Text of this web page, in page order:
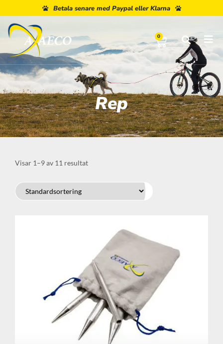
Fri Frakt Över 960 Kr.
Betala senare med Paypal eller Klarna
0
Rep
Visar 1–9 av 11 resultat